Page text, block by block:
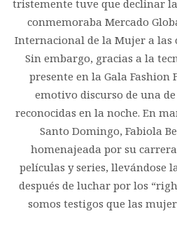
tristemente tuve que declinar
conmemoraba Mercado
Internacional de la Mujer a las
Sin embargo, gracias a la
presente en la Gala Fashion
emotivo discurso de una
reconocidas en la noche. En
Santo Domingo, Fabiola
homenajeada por su
películas y series, llevándose
después de luchar por los
somos testigos que las